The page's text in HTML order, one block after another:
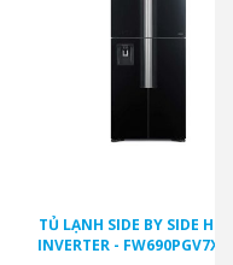
TỦ LẠNH SIDE BY SIDE
INVERTER - FW690PGV7X